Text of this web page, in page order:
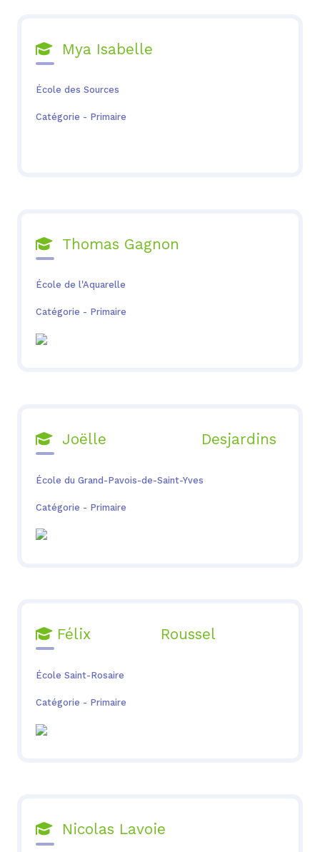
Mya Isabelle
École des Sources
Catégorie - Primaire
Thomas Gagnon
École de l'Aquarelle
Catégorie - Primaire
Joëlle Desjardins
École du Grand-Pavois-de-Saint-Yves
Catégorie - Primaire
Félix Roussel
École Saint-Rosaire
Catégorie - Primaire
Nicolas Lavoie